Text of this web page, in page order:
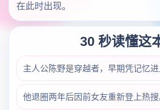
在此时出现。
30 秒读懂这
主人公陈野是穿越者，早期凭记忆进
他退圈两年后因前女友重新登上热搜